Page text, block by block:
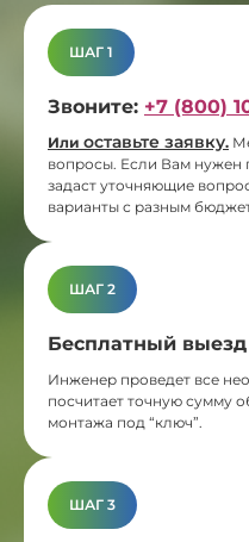
ШАГ 1
Звоните: +7 (800)
Или оставьте заявку.
вопросы. Если Вам нужен
задаст уточняющие
варианты с разным
ШАГ 2
Бесплатный
Инженер проведет все
посчитает точную сумму
монтажа под “ключ”.
ШАГ 3